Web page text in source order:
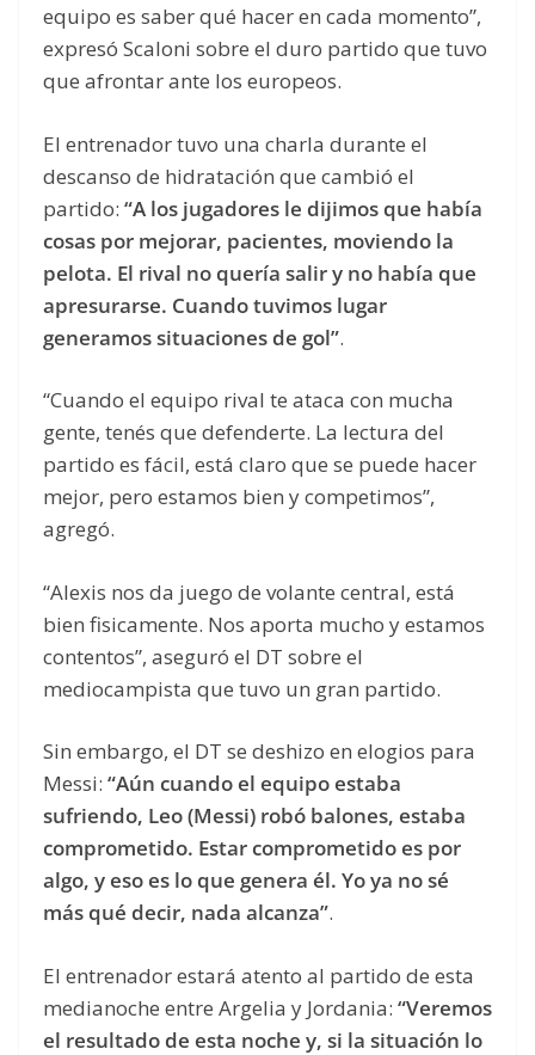
equipo es saber qué hacer en cada momento”,
expresó Scaloni sobre el duro partido que tuvo
que afrontar ante los europeos.
El entrenador tuvo una charla durante el
descanso de hidratación que cambió el
partido: “A los jugadores le dijimos que había
cosas por mejorar, pacientes, moviendo la
pelota. El rival no quería salir y no había que
apresurarse. Cuando tuvimos lugar
generamos situaciones de gol”.
“Cuando el equipo rival te ataca con mucha
gente, tenés que defenderte. La lectura del
partido es fácil, está claro que se puede hacer
mejor, pero estamos bien y competimos”,
agregó.
“Alexis nos da juego de volante central, está
bien fisicamente. Nos aporta mucho y estamos
contentos”, aseguró el DT sobre el
mediocampista que tuvo un gran partido.
Sin embargo, el DT se deshizo en elogios para
Messi: “Aún cuando el equipo estaba
sufriendo, Leo (Messi) robó balones, estaba
comprometido. Estar comprometido es por
algo, y eso es lo que genera él. Yo ya no sé
más qué decir, nada alcanza”.
El entrenador estará atento al partido de esta
medianoche entre Argelia y Jordania: “Veremos
el resultado de esta noche y, si la situación lo